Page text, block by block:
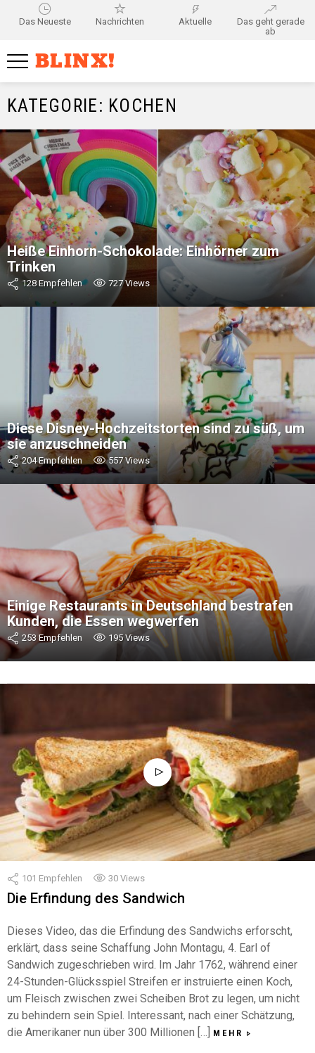
Das Neueste Nachrichten Aktuelle
Das geht gerade
ab
BLINX!
KATEGORIE: KOCHEN
MOST
VIEWED
Heiße Einhorn-Schokolade: Einhörner zum
Trinken
128Empfehlen 727Views
Diese Disney-Hochzeitstorten sind zu süß, um
sie anzuschneiden
204Empfehlen 557Views
Einige Restaurants in Deutschland bestrafen
Kunden, die Essen wegwerfen
253 Empfehlen 195Views
101 Empfehlen 30 Views
Die Erfindung des Sandwich
Dieses Video, das die Erfindung des Sandwichs erforscht,
erklärt, dass seine Schaffung John Montagu, 4. Earl of
Sandwich zugeschrieben wird. Im Jahr 1762, während einer
24-Stunden-Glücksspiel Streifen er instruierte einen Koch,
um Fleisch zwischen zwei Scheiben Brot zu legen, um nicht
zu behindern sein Spiel. Interessant, nach einer Schätzung,
die Amerikaner nun über 300 Millionen […] MEHR